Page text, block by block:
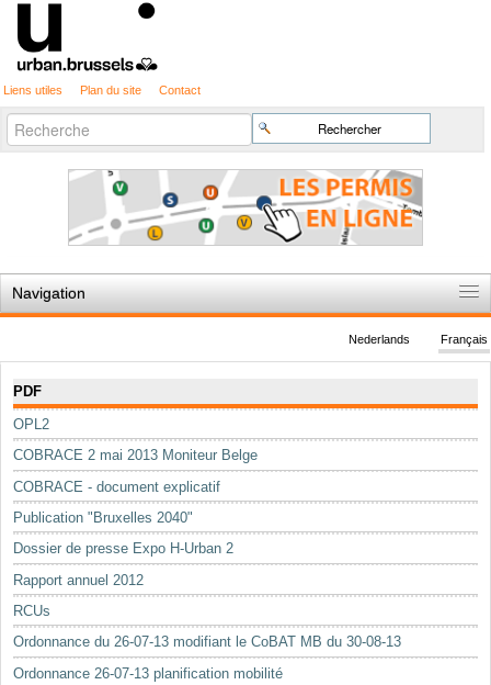
Liens utiles Plan du site Contact
Chercher par
Recherche
avancée…
Navigation
Règles du jeu
Permis d'urbanisme
Cartographie
Etudes et publications
Mots-clés
Renseignements urbanistiques
Français
Nederlands
PDF
OPL2
COBRACE 2 mai 2013 Moniteur Belge
COBRACE - document explicatif
Publication "Bruxelles 2040"
Dossier de presse Expo H-Urban 2
Rapport annuel 2012
RCUs
Ordonnance du 26-07-13 modifiant le CoBAT MB du 30-08-13
Ordonnance 26-07-13 planification mobilité